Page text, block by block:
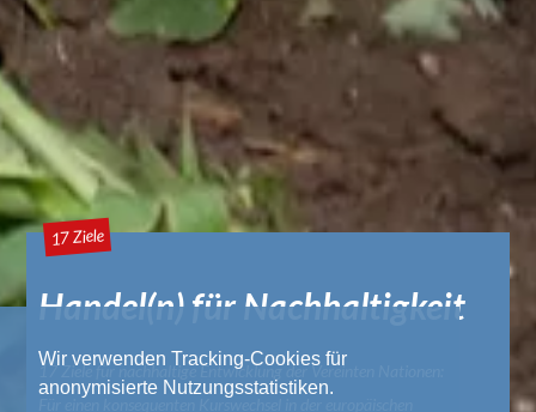
Wir verwenden Tracking-Cookies für
anonymisierte Nutzungsstatistiken.
17 Ziele
Handel(n) für Nachhaltigkeit
17 Ziele für nachhaltige Entwicklung der Vereinten Nationen:
Für einen konsequenten Kurswechsel in der europäischen